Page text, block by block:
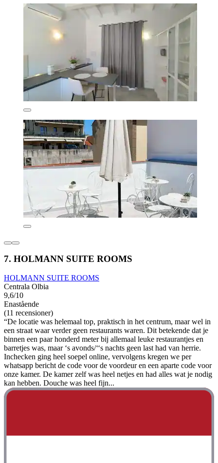
7. HOLMANN SUITE ROOMS
HOLMANN SUITE ROOMS
Centrala Olbia
9,6/10
Enastående
(11 recensioner)
“De locatie was helemaal top, praktisch in het centrum, maar wel in
een straat waar verder geen restaurants waren. Dit betekende dat je
binnen een paar honderd meter bij allemaal leuke restaurantjes en
barretjes was, maar ‘s avonds/‘‘s nachts geen last had van herrie.
Inchecken ging heel soepel online, vervolgens kregen we per
whatsapp bericht de code voor de voordeur en een aparte code voor
onze kamer. De kamer zelf was heel netjes en had alles wat je nodig
kan hebben. Douche was heel fijn...